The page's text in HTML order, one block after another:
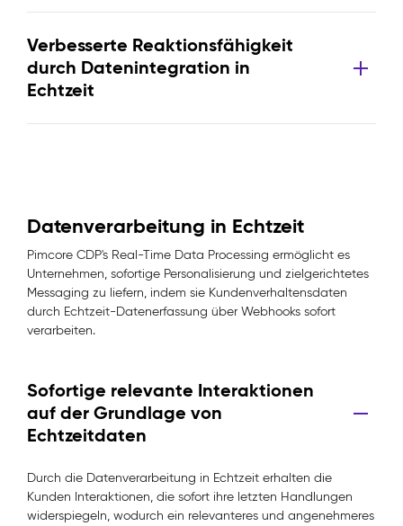
Verbesserte Reaktionsfähigkeit
durch Datenintegration in
Echtzeit
Datenverarbeitung in Echtzeit
Pimcore CDP's Real-Time Data Processing ermöglicht es
Unternehmen, sofortige Personalisierung und zielgerichtetes
Messaging zu liefern, indem sie Kundenverhaltensdaten
durch Echtzeit-Datenerfassung über Webhooks sofort
verarbeiten.
Sofortige relevante Interaktionen
auf der Grundlage von
Echtzeitdaten
Durch die Datenverarbeitung in Echtzeit erhalten die
Kunden Interaktionen, die sofort ihre letzten Handlungen
widerspiegeln, wodurch ein relevanteres und angenehmeres